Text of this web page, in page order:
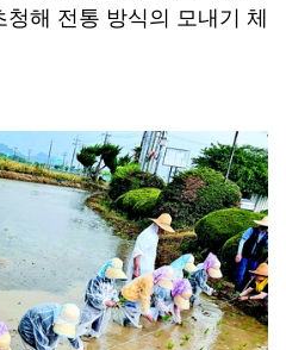
해 전통 방식의 모내기 체